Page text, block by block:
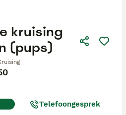
kruising
(pups)
Telefoongesprek